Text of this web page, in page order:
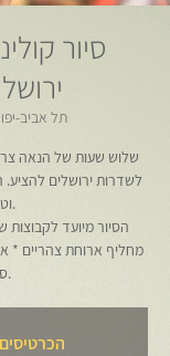
סיור
תל אביב-יפו
שלוש שעות של הנאה
לשדרות ירושלים
מחליף ארוחת צהריים *
סטייל.